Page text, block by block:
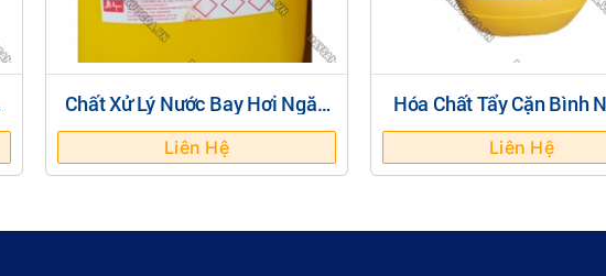
Chất Xử Lý Nước Bay Hơi Ngăn
Ngừa Cáu Cặn (AWT-440)
Liên Hệ
Hóa Chất Tẩy Cặn Bình
(A-101 Eco Acid)
Liên Hệ